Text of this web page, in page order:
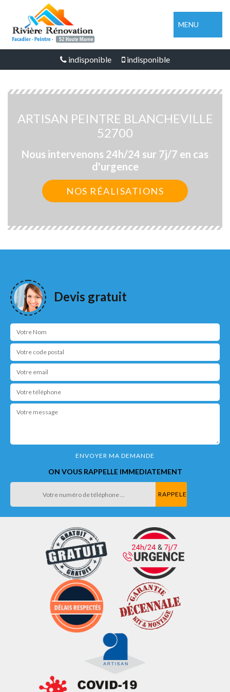
MENU
indisponible indisponible
ARTISAN PEINTRE BLANCHEVILLE
52700
Nous intervenons 24h/24 sur 7j/7 en cas
d'urgence
NOS RÉALISATIONS
Devis gratuit
ON VOUS RAPPELLE IMMEDIATEMENT